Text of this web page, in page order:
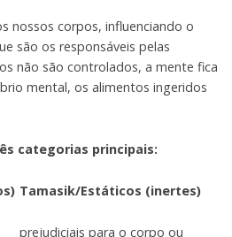
nossos corpos, influenciando o
são os responsáveis pelas
não são controlados, a mente fica
mental, os alimentos ingeridos
categorias principais:
Tamasik/Estáticos (inertes)
prejudiciais para o corpo ou